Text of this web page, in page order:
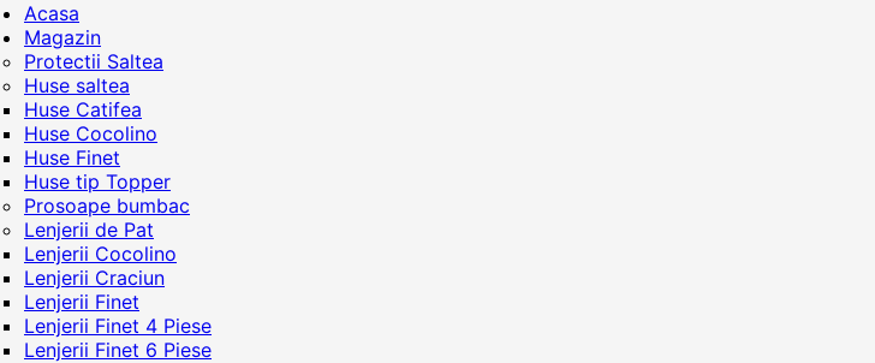
Acasa
Magazin
Protectii Saltea
Huse saltea
Huse Catifea
Huse Cocolino
Huse Finet
Huse tip Topper
Prosoape bumbac
Lenjerii de Pat
Lenjerii Cocolino
Lenjerii Craciun
Lenjerii Finet
Lenjerii Finet 4 Piese
Lenjerii Finet 6 Piese